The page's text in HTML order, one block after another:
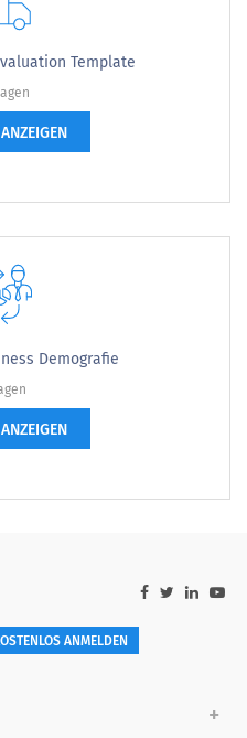
Template
Demografie
ANMELDEN